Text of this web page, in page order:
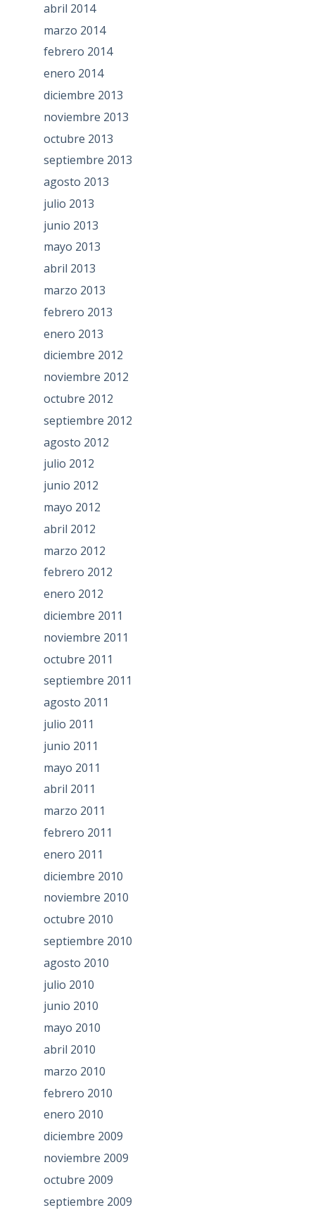
abril 2014
marzo 2014
febrero 2014
enero 2014
diciembre 2013
noviembre 2013
octubre 2013
septiembre 2013
agosto 2013
julio 2013
junio 2013
mayo 2013
abril 2013
marzo 2013
febrero 2013
enero 2013
diciembre 2012
noviembre 2012
octubre 2012
septiembre 2012
agosto 2012
julio 2012
junio 2012
mayo 2012
abril 2012
marzo 2012
febrero 2012
enero 2012
diciembre 2011
noviembre 2011
octubre 2011
septiembre 2011
agosto 2011
julio 2011
junio 2011
mayo 2011
abril 2011
marzo 2011
febrero 2011
enero 2011
diciembre 2010
noviembre 2010
octubre 2010
septiembre 2010
agosto 2010
julio 2010
junio 2010
mayo 2010
abril 2010
marzo 2010
febrero 2010
enero 2010
diciembre 2009
noviembre 2009
octubre 2009
septiembre 2009